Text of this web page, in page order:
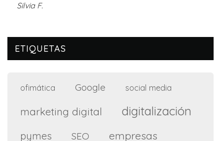
Silvia F.
ETIQUETAS
ofimática Google social media
marketing digital digitalización
pymes SEO empresas